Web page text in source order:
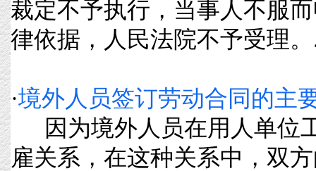
裁定不予执行，当事人不服
律依据，人民法院不予受理。
·境外人员签订劳动合同的主
因为境外人员在用人单位
雇关系，在这种关系中，双